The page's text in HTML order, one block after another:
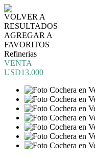
VOLVER A
RESULTADOS
AGREGAR A
FAVORITOS
Refinerias
VENTA
USD13.000